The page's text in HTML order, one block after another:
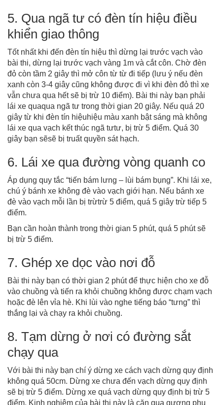
5. Qua ngã tư có đèn tín hiệu điều
khiển giao thông
Tốt nhất khi đến đèn tín hiệu thì dừng lại trước vạch vào
bài thi, dừng lại trước vạch vàng 1m và cắt côn. Chờ đèn
đỏ còn tầm 2 giây thì mở côn từ từ đi tiếp (lưu ý nếu đèn
xanh còn 3-4 giây cũng không được đi vì khi đèn đỏ thì xe
vẫn chưa qua hết sẽ bị trừ 10 điểm). Bài thi này bạn phải
lái xe quaqua ngã tư trong thời gian 20 giây. Nếu quá 20
giây từ khi đèn tín hiệuhiệu màu xanh bật sáng mà không
lái xe qua vạch kết thúc ngã tưtư, bị trừ 5 điểm. Quá 30
giây bạn sẽsẽ bị truất quyền sát hạch.
6. Lái xe qua đường vòng quanh co
Áp dụng quy tắc “tiến bám lưng – lùi bám bụng”. Khi lái xe,
chú ý bánh xe không đè vào vạch giới hạn. Nếu bánh xe
đè vào vạch mỗi lần bị trừtrừ 5 điểm, quá 5 giây trừ tiếp 5
điểm.
Bạn cần hoàn thành trong thời gian 5 phút, quá 5 phút sẽ
bị trừ 5 điểm.
7. Ghép xe dọc vào nơi đỗ
Bài thi này bạn có thời gian 2 phút để thực hiện cho xe đỗ
vào chuồng và tiến ra khỏi chuồng không được chạm vạch
hoặc đè lên vỉa hè. Khi lùi vào nghe tiếng báo “tưng” thì
thắng lại và chạy ra khỏi chuồng.
8. Tạm dừng ở nơi có đường sắt
chạy qua
Với bài thi này bạn chí ý dừng xe cách vạch dừng quy định
không quá 50cm. Dừng xe chưa đến vạch dừng quy định
sẽ bị trừ 5 điểm. Dừng xe quá vạch dừng quy định bị trừ 5
điểm. Kinh nghiệm của bài thi này là căn qua gương phụ